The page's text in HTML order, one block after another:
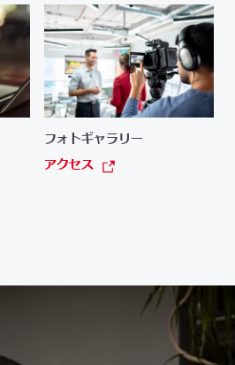
フォトギャラリー
アクセス